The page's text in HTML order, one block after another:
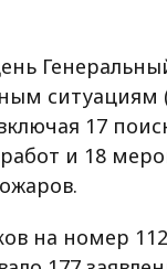
ситуациям
17
и 18
на номер